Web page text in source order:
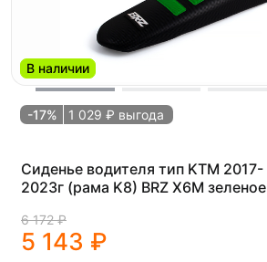
В наличии
-17% 1 029 ₽ выгода
Сиденье водителя тип KTM 2017-
2023г (рама K8) BRZ X6M зеленое
6 172 ₽
5 143 ₽